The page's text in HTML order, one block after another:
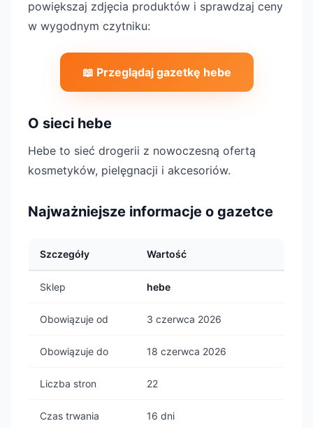
powiększaj zdjęcia produktów i sprawdzaj ceny
w wygodnym czytniku:
📖 Przeglądaj gazetkę hebe
O sieci hebe
Hebe to sieć drogerii z nowoczesną ofertą
kosmetyków, pielęgnacji i akcesoriów.
Najważniejsze informacje o gazetce
Szczegóły Wartość
Sklep hebe
Obowiązuje od 3 czerwca 2026
Obowiązuje do 18 czerwca 2026
Liczba stron 22
Czas trwania 16 dni